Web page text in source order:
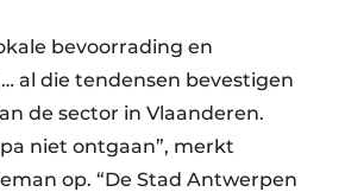
bevoorrading en
al die tendensen bevestigen
de sector in Vlaanderen.
niet ontgaan”, merkt
op. “De Stad Antwerpen